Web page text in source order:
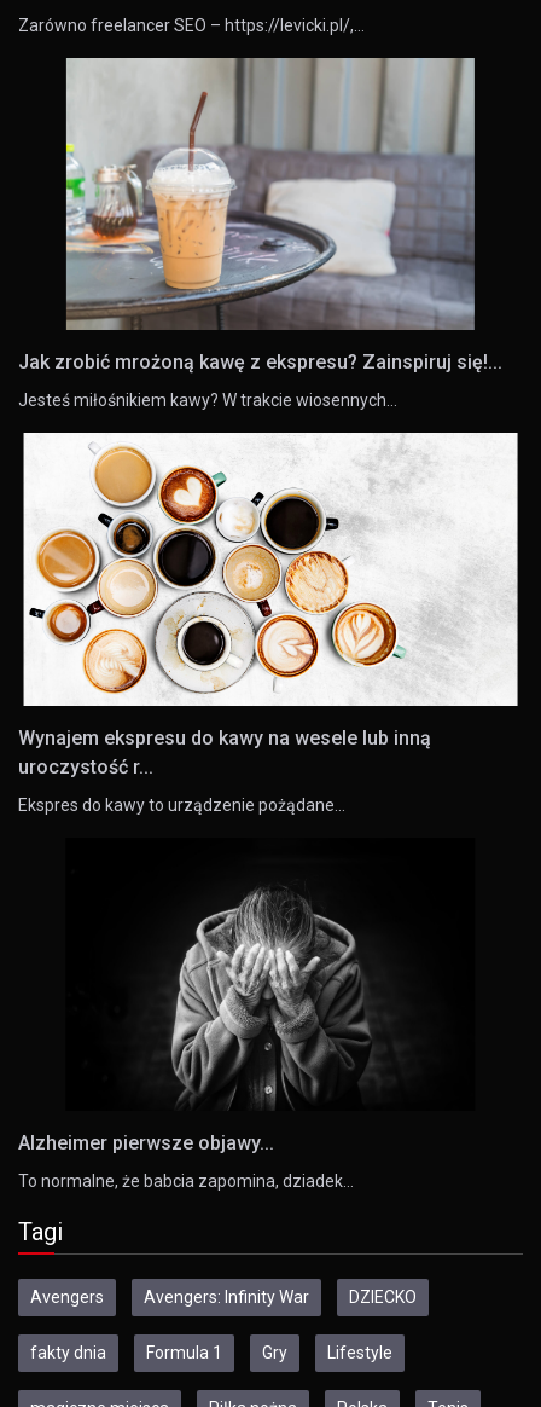
Zarówno freelancer SEO – https://levicki.pl/,…
Jak zrobić mrożoną kawę z ekspresu? Zainspiruj się!...
Jesteś miłośnikiem kawy? W trakcie wiosennych…
Wynajem ekspresu do kawy na wesele lub inną
uroczystość r...
Ekspres do kawy to urządzenie pożądane…
Alzheimer pierwsze objawy...
To normalne, że babcia zapomina, dziadek…
Tagi
Avengers Avengers: Infinity War DZIECKO
fakty dnia Formula 1 Gry Lifestyle